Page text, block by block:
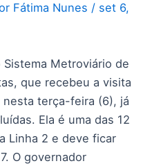
Fátima Nunes / set 6,
Metroviário de
que recebeu a visita
terça-feira (6), já
Ela é uma das 12
Linha 2 e deve ficar
O governador